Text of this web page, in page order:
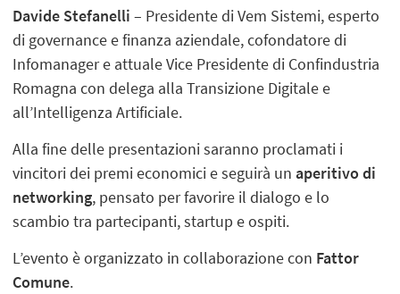
Davide Stefanelli – Presidente di Vem Sistemi, esperto
di governance e finanza aziendale, cofondatore di
Infomanager e attuale Vice Presidente di Confindustria
Romagna con delega alla Transizione Digitale e
all’Intelligenza Artificiale.
Alla fine delle presentazioni saranno proclamati i
vincitori dei premi economici e seguirà unaperitivo di
networking, pensato per favorire il dialogo e lo
scambio tra partecipanti, startup e ospiti.
L’evento è organizzato in collaborazione con Fattor
Comune.